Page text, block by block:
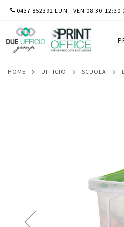
SALTA
CONTENUTO
0437 852392 LUN - VEN 08:30-12:30
HOME UFFICIO SCUOLA